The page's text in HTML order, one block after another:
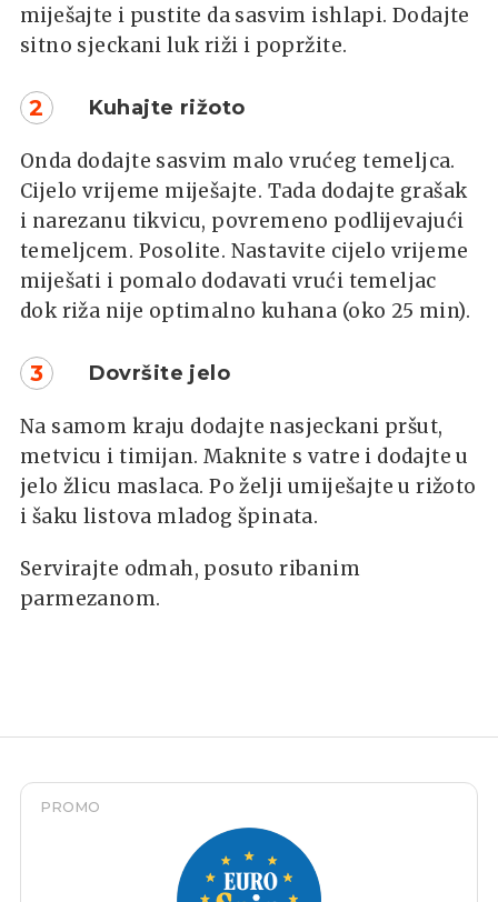
miješajte i pustite da sasvim ishlapi. Dodajte
sitno sjeckani luk riži i popržite.
2 Kuhajte rižoto
Onda dodajte sasvim malo vrućeg temeljca.
Cijelo vrijeme miješajte. Tada dodajte grašak
i narezanu tikvicu, povremeno podlijevajući
temeljcem. Posolite. Nastavite cijelo vrijeme
miješati i pomalo dodavati vrući temeljac
dok riža nije optimalno kuhana (oko 25 min).
3 Dovršite jelo
Na samom kraju dodajte nasjeckani pršut,
metvicu i timijan. Maknite s vatre i dodajte u
jelo žlicu maslaca. Po želji umiješajte u rižoto
i šaku listova mladog špinata.
Servirajte odmah, posuto ribanim
parmezanom.
PROMO